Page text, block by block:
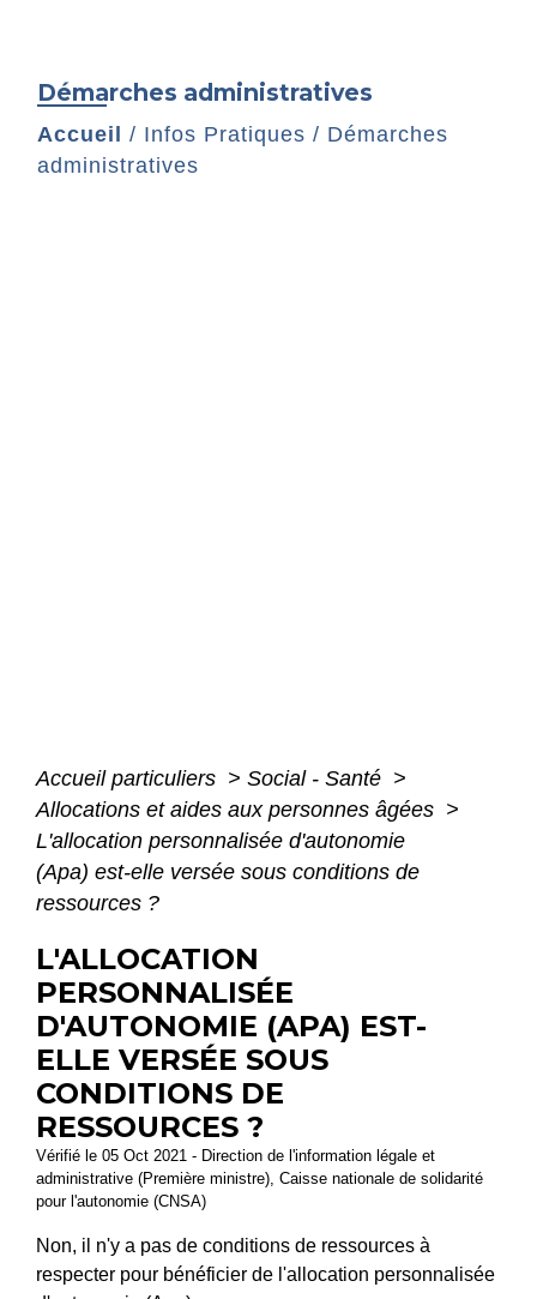
Démarches administratives
Accueil / Infos Pratiques / Démarches
administratives
Accueil particuliers > Social - Santé >
Allocations et aides aux personnes âgées >
L'allocation personnalisée d'autonomie
(Apa) est-elle versée sous conditions de
ressources ?
L'ALLOCATION
PERSONNALISÉE
D'AUTONOMIE (APA) EST-
ELLE VERSÉE SOUS
CONDITIONS DE
RESSOURCES ?
Vérifié le 05 Oct 2021 - Direction de l'information légale et
administrative (Première ministre), Caisse nationale de solidarité
pour l'autonomie (CNSA)
Non, il n'y a pas de conditions de ressources à
respecter pour bénéficier de l'allocation personnalisée